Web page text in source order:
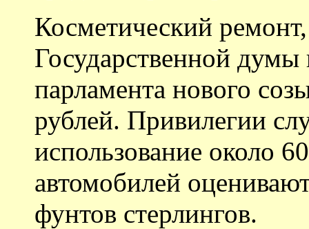
Косметический
Государственной
парламента нового
рублей. Привилегии
использование около
автомобилей
фунтов стерлингов.